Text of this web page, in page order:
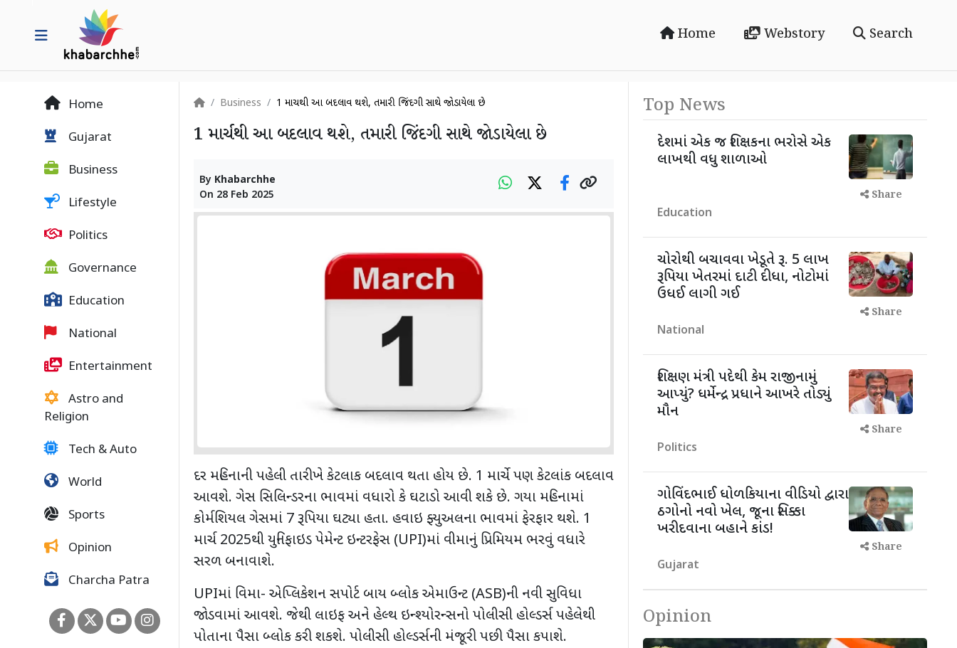
Home Webstory Search
Home
Gujarat
Business
Lifestyle
Politics
Governance
Education
National
Entertainment
Astro and
Religion
Tech & Auto
World
Sports
Opinion
Charcha Patra
Business 1 માર્ચથી આ બદલાવ થશે, તમારી જિંદગી સાથે જોડાયેલા છે
1 માર્ચથી આ બદલાવ થશે, તમારી જિંદગી સાથે જોડાયેલા છે
By Khabarchhe
On 28 Feb 2025
દર મહિનાની પહેલી તારીખે કેટલાક બદલાવ થતા હોય છે. 1 માર્ચે પણ કેટલાંક બદલાવ
આવશે. ગેસ સિલિન્ડરના ભાવમાં વધારો કે ઘટાડો આવી શકે છે. ગયા મહિનામાં
કોર્મશિયલ ગેસમાં 7રૂપિયા ઘટ્યા હતા. હવાઇ ફ્યુઅલના ભાવમાં ફેરફાર થશે. 1
માર્ચ 2025થી યુનિફાઇડ પેમેન્ટ ઇન્ટરફેસ (UPI)માં વીમાનું પ્રિમિયમ ભરવું વધારે
સરળ બનાવાશે.
UPIમાં વિમા- એપ્લિકેશન સપોર્ટ બાય બ્લોક એમાઉન્ટ (ASB)ની નવી સુવિધા
જોડવામાં આવશે. જેથી લાઇફ અને હેલ્થ ઇન્શ્યોરન્સનો પોલીસી હોલ્ડર્સ પહેલેથી
પોતાના પૈસા બ્લોક કરી શકશે. પોલીસી હોલ્ડર્સની મંજૂરી પછી પૈસા કપાશે.
Top News
દેશમાં એક જ શિક્ષકના ભરોસે એક
લાખથી વધુ શાળાઓ
Education
Share
ચોરોથી બચાવવા ખેડૂતે રૂ. 5 લાખ
રૂપિયા ખેતરમાં દાટી દીધા, નોટોમાં
ઉધઈ લાગી ગઈ
National
Share
શિક્ષણ મંત્રી પદેથી કેમ રાજીનામું
આપ્યું? ધર્મેન્દ્ર પ્રધાને આખરે તોડ્યું
મૌન
Politics
Share
ગોવિંદભાઈ ધોળકિયાના વીડિયો દ્વારા
ઠગોનો નવો ખેલ, જૂના સિક્કા
ખરીદવાના બહાને કાંડ!
Gujarat
Share
Opinion